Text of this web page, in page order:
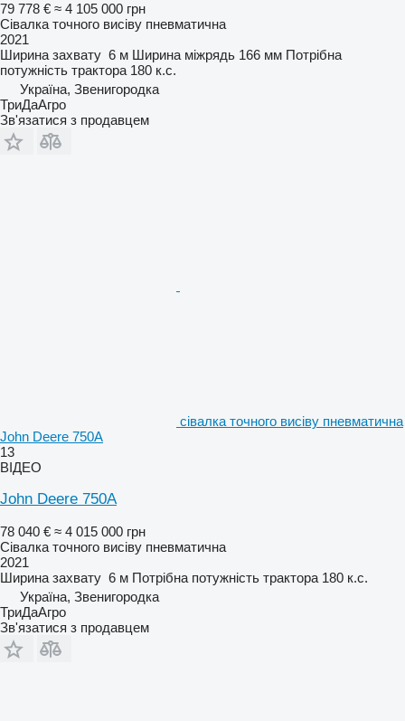
79 778 € ≈ 4 105 000 грн
Сівалка точного висіву пневматична
2021
Ширина захвату 6 м Ширина міжрядь 166 мм Потрібна
потужність трактора 180 к.с.
Україна, Звенигородка
ТриДаАгро
Зв'язатися з продавцем
сівалка точного висіву пневматична
John Deere 750A
13
ВІДЕО
John Deere 750A
78 040 € ≈ 4 015 000 грн
Сівалка точного висіву пневматична
2021
Ширина захвату 6 м Потрібна потужність трактора 180 к.с.
Україна, Звенигородка
ТриДаАгро
Зв'язатися з продавцем